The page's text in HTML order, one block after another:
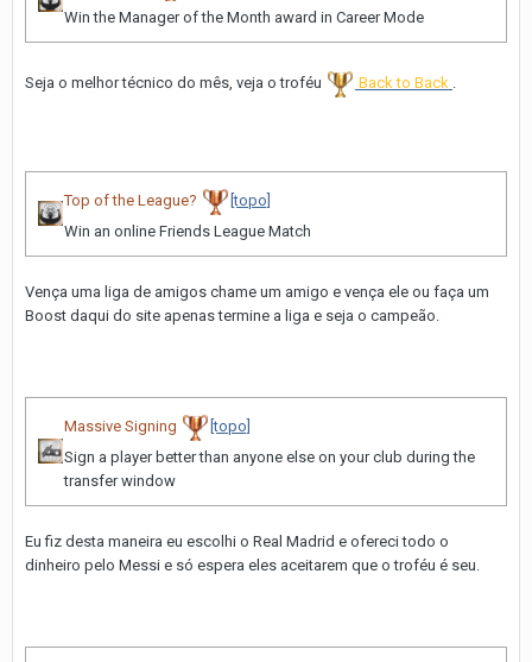
Win the Manager of the Month award in Career Mode
Seja o melhor técnico do mês, veja o troféu Back to Back .
Top of the League?
[topo]
Win an online Friends League Match
Vença uma liga de amigos chame um amigo e vença ele ou faça um
Boost daqui do site apenas termine a liga e seja o campeão.
Massive Signing
[topo]
Sign a player better than anyone else on your club during the
transfer window
Eu fiz desta maneira eu escolhi o Real Madrid e ofereci todo o
dinheiro pelo Messi e só espera eles aceitarem que o troféu é seu.